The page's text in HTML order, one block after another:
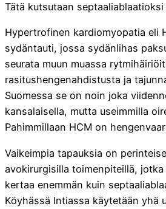
Tätä kutsutaan
Hypertrofinen kardiomyopatia eli
sydäntauti, jossa sydänlihas
seurata muun muassa
rasitushengenahdistusta ja
Suomessa se on noin joka
kansalaisella, mutta useimmilla
Pahimmillaan HCM on
Vaikeimpia tapauksia on
avokirurgisilla toimenpiteillä,
kertaa enemmän kuin
Köyhässä Intiassa käytetään yhä